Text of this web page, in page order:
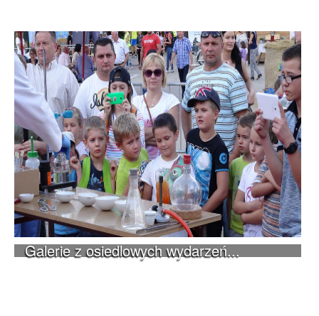
Galerie z osiedlowych wydarzeń...